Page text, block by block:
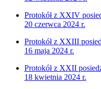
Protokół z XXIV
20 czerwca 2024 r.
Protokół z XXIII
16 maja 2024 r.
Protokół z XXII
18 kwietnia 2024 r.